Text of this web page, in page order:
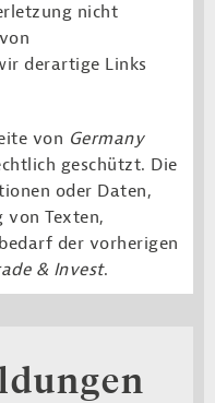
nicht
derartige Links
von Germany
geschützt. Die
oder Daten,
von Texten,
der vorherigen
& Invest.